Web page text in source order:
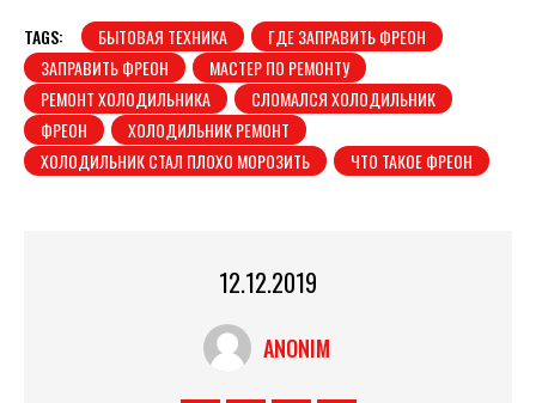
TAGS: БЫТОВАЯ ТЕХНИКА
ГДЕ ЗАПРАВИТЬ ФРЕОН
ЗАПРАВИТЬ ФРЕОН
МАСТЕР ПО РЕМОНТУ
РЕМОНТ ХОЛОДИЛЬНИКА
СЛОМАЛСЯ ХОЛОДИЛЬНИК
ФРЕОН
ХОЛОДИЛЬНИК РЕМОНТ
ХОЛОДИЛЬНИК СТАЛ ПЛОХО МОРОЗИТЬ
ЧТО ТАКОЕ ФРЕОН
12.12.2019
ANONIM